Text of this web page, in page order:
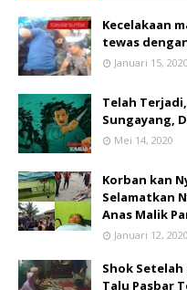
Kecelakaan
tewas
Januari 15, 2020
Telah
Sungayang,
Mei 14, 2020
Korban kan
Selamatkan
Anas Malik
Januari 12, 2020
Shok
Talu Pasbar